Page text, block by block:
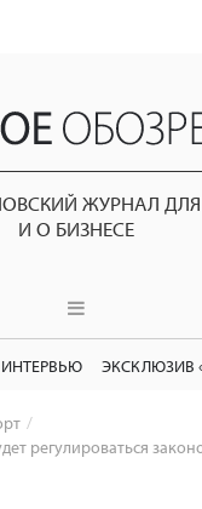
ЖУРНАЛ
И О БИЗНЕСЕ
ИНТЕРВЬЮ ЭКСКЛЮЗИВ
регулироваться